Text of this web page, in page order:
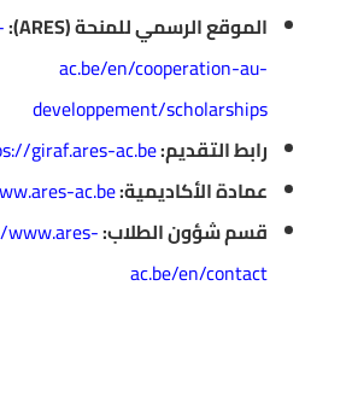
الموقع الرسمي للمنحة (ARES):
ac.be/en/cooperation-au-
developpement/scholarships
رابط التقديم:giraf.ares-ac.be
عمادة الأكاديمية:ac.be
قسم شؤون الطلاب:
ac.be/en/contact